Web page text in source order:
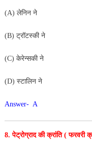
(A) लेनिन ने
(B) ट्रॉटस्की ने
(C) केरेन्सकी ने
(D) स्टालिन ने
Answer- A
8. पेट्रोग्राद की क्रांति (